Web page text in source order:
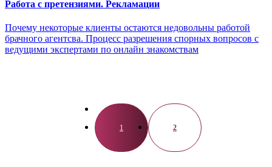
Работа с претензиями. Рекламации
Почему некоторые клиенты остаются недовольны работой
брачного агентсва. Процесс разрешения спорных вопросов с
ведущими экспертами по онлайн знакомствам
1 2